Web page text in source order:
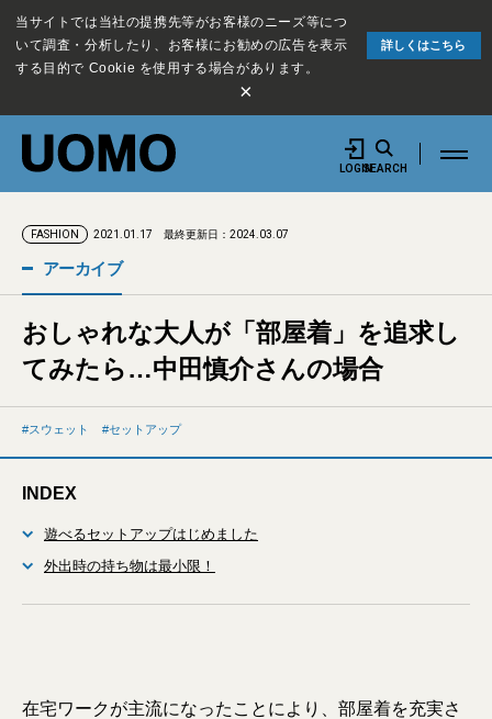
当サイトでは当社の提携先等がお客様のニーズ等につ
いて調査・分析したり、お客様にお勧めの広告を表示
する目的で Cookie を使用する場合があります。
詳しくはこちら
×
LOGINSEARCH
FASHION 2021.01.17 最終更新日：2024.03.07
アーカイブ
おしゃれな大人が「部屋着」を追求し
てみたら…中田慎介さんの場合
スウェット セットアップ
INDEX
遊べるセットアップはじめました
外出時の持ち物は最小限！
在宅ワークが主流になったことにより、部屋着を充実さ